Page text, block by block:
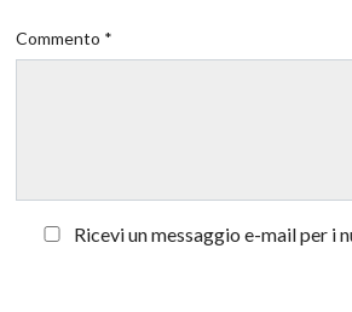
Commento *
Ricevi un messaggio e-mail per i